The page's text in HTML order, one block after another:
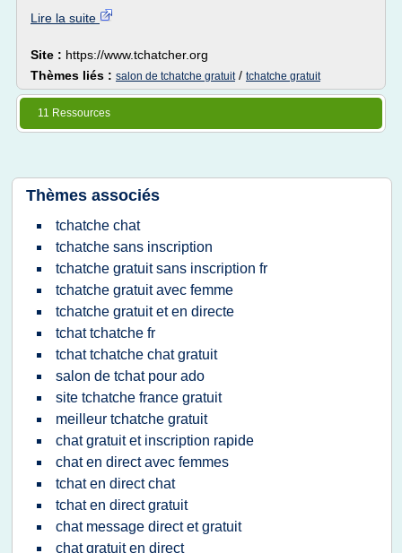
Lire la suite
Site : https://www.tchatcher.org
Thèmes liés : salon de tchatche gratuit/ tchatche gratuit
11 Ressources
Thèmes associés
tchatche chat
tchatche sans inscription
tchatche gratuit sans inscription fr
tchatche gratuit avec femme
tchatche gratuit et en directe
tchat tchatche fr
tchat tchatche chat gratuit
salon de tchat pour ado
site tchatche france gratuit
meilleur tchatche gratuit
chat gratuit et inscription rapide
chat en direct avec femmes
tchat en direct chat
tchat en direct gratuit
chat message direct et gratuit
chat gratuit en direct